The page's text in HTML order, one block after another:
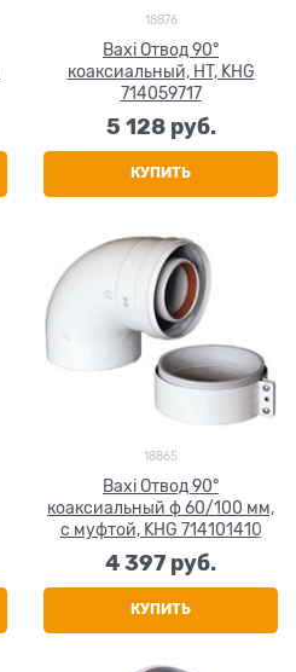
18876
Baxi Отвод 90°
коаксиальный, HT, KHG
714059717
5 128 руб.
КУПИТЬ
18865
Baxi Отвод 90°
коаксиальный ф 60/100 мм,
с муфтой, KHG 714101410
4 397 руб.
КУПИТЬ